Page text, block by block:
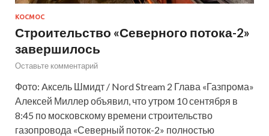
КОСМОС
Строительство «Северного потока-2»
завершилось
Оставьте комментарий
Фото: Aксель Шмидт / Nord Stream 2 Глава «Газпрома»
Алексей Миллер объявил, что утром 10 сентября в
8:45 по московскому времени строительство
газопровода «Северный поток-2» полностью